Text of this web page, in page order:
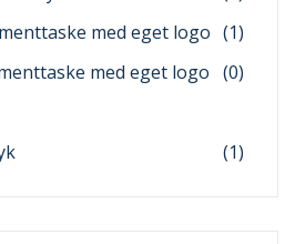
med eget logo (1)
med eget logo (0)
(1)